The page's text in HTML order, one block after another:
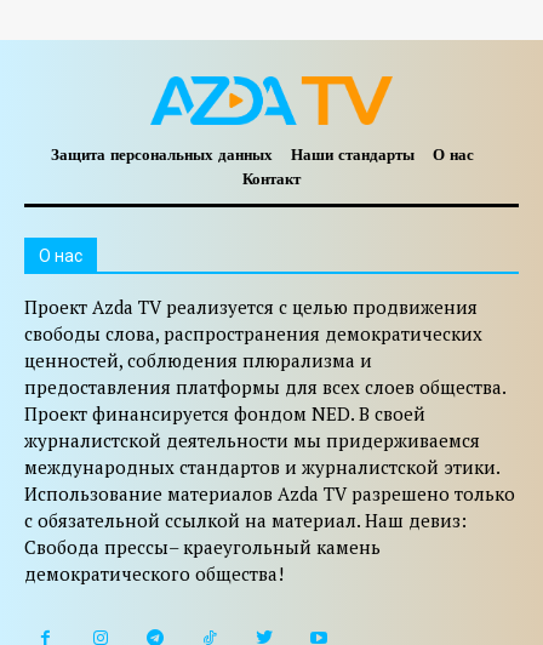
Защита персональных данных Наши стандарты
О нас
Контакт
O нас
Проект Azda TV реализуется с целью продвижения
свободы слова, распространения демократических
ценностей, соблюдения плюрализма и
предоставления платформы для всех слоев общества.
Проект финансируется фондом NED. В своей
журналистской деятельности мы придерживаемся
международных стандартов и журналистской этики.
Использование материалов Azda TV разрешено только
с обязательной ссылкой на материал. Наш девиз:
Свобода прессы– краеугольный камень
демократического общества!